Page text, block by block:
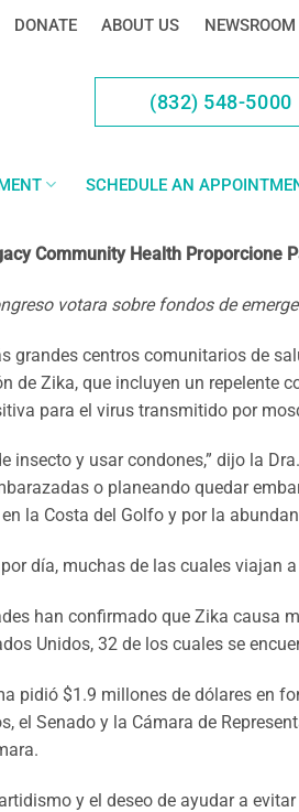
DONATE ABOUT US NEWSROOM
(832) 548-5000
SCHEDULE AN
Community Health
votara sobre fondos de
grandes centros comunitarios de
de Zika, que incluyen un repelente
para el virus transmitido por
y usar condones,” dijo la
o planeando quedar
la Costa del Golfo y por la
día, muchas de las cuales viajan
han confirmado que Zika
Unidos, 32 de los cuales se
pidió $1.9 millones de dólares en
el Senado y la Cámara de
y el deseo de ayudar a